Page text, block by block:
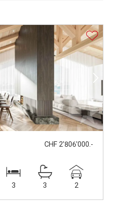
CHF 2'806'000.-
3 3 2